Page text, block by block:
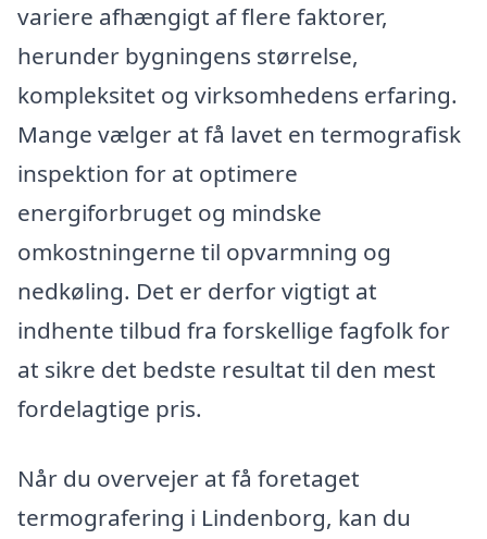
variere afhængigt af flere faktorer,
herunder bygningens størrelse,
kompleksitet og virksomhedens erfaring.
Mange vælger at få lavet en termografisk
inspektion for at optimere
energiforbruget og mindske
omkostningerne til opvarmning og
nedkøling. Det er derfor vigtigt at
indhente tilbud fra forskellige fagfolk for
at sikre det bedste resultat til den mest
fordelagtige pris.
Når du overvejer at få foretaget
termografering i Lindenborg, kan du